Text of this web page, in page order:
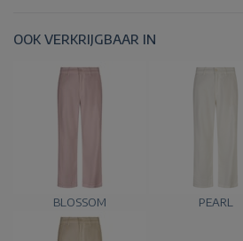
OOK VERKRIJGBAAR IN
BLOSSOM PEARL